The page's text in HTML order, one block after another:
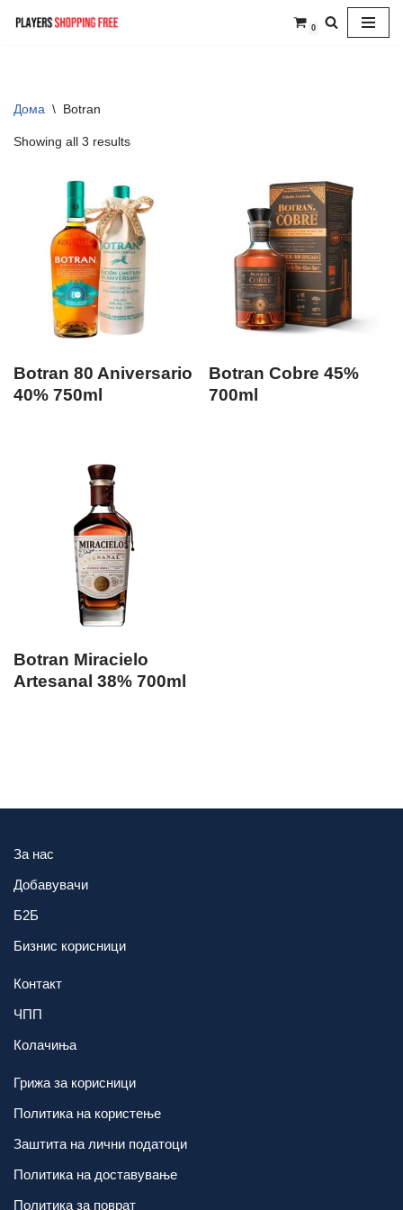
0
Дома \ Botran
Showing all 3 results
Botran 80 Aniversario
40% 750ml
Botran Cobre 45%
700ml
Botran Miracielo
Artesanal 38% 700ml
За нас
Добавувачи
Б2Б
Бизнис корисници
Контакт
ЧПП
Колачиња
Грижа за корисници
Политика на користење
Заштита на лични податоци
Политика на доставување
Политика за поврат